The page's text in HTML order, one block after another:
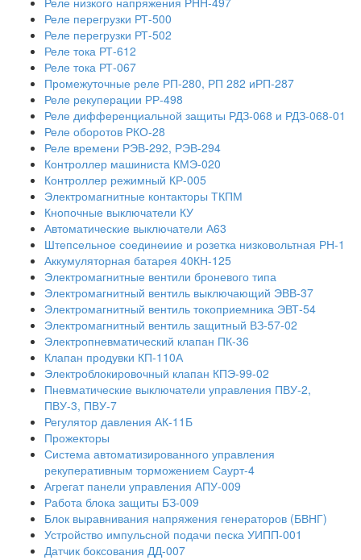
Реле перегрузки РТ-500
Реле перегрузки РТ-502
Реле тока РТ-612
Реле тока РТ-067
Промежуточные реле РП-280, РП 282 иРП-287
Реле рекуперации РР-498
Реле дифференциальной защиты РДЗ-068 и РДЗ-068-01
Реле оборотов РКО-28
Реле времени РЭВ-292, РЭВ-294
Контроллер машиниста КМЭ-020
Контроллер режимный КР-005
Электромагнитные контакторы ТКПМ
Кнопочные выключатели КУ
Автоматические выключатели А63
Штепсельное соединеиие и розетка низковольтная РН-1
Аккумуляторная батарея 40КН-125
Электромагнитные вентили броневого типа
Электромагнитный вентиль выключающий ЭВВ-37
Электромагнитный вентиль токоприемника ЭВТ-54
Электромагнитный вентиль защитный ВЗ-57-02
Электропневматический клапан ПК-36
Клапан продувки КП-110А
Электроблокировочный клапан КПЭ-99-02
Пневматические выключатели управления ПВУ-2,
ПВУ-3, ПВУ-7
Регулятор давления АК-11Б
Прожекторы
Система автоматизированного управления
рекуперативным торможением Саурт-4
Агрегат панели управления АПУ-009
Работа блока защиты БЗ-009
Блок выравнивания напряжения генераторов (БВНГ)
Устройство импульсной подачи песка УИПП-001
Датчик боксования ДД-007